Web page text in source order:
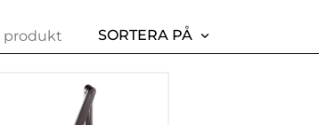
produkt SORTERA PÅ